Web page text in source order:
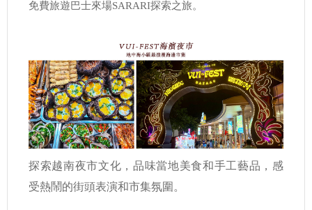
免費旅遊巴士來場SARARI探索之旅。
探索越南夜市文化，品味當地美食和手工藝品，感
受熱鬧的街頭表演和市集氛圍。